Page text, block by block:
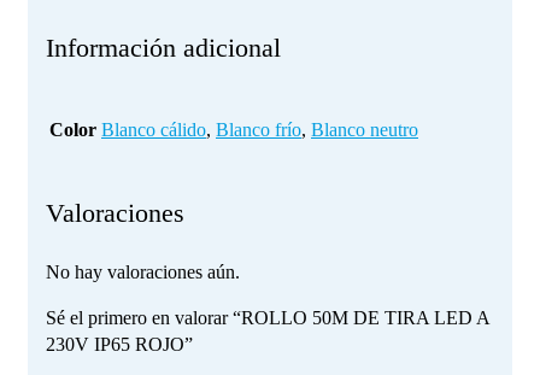
Información adicional
Color Blanco cálido, Blanco frío, Blanco neutro
Valoraciones
No hay valoraciones aún.
Sé el primero en valorar “ROLLO 50M DE TIRA LED A
230V IP65 ROJO”